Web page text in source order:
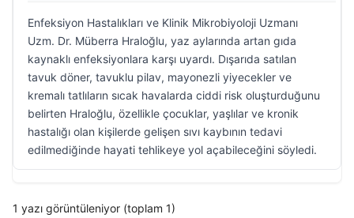
Enfeksiyon Hastalıkları ve Klinik Mikrobiyoloji Uzmanı
Uzm. Dr. Müberra Hraloğlu, yaz aylarında artan gıda
kaynaklı enfeksiyonlara karşı uyardı. Dışarıda satılan
tavuk döner, tavuklu pilav, mayonezli yiyecekler ve
kremalı tatlıların sıcak havalarda ciddi risk oluşturduğunu
belirten Hraloğlu, özellikle çocuklar, yaşlılar ve kronik
hastalığı olan kişilerde gelişen sıvı kaybının tedavi
edilmediğinde hayati tehlikeye yol açabileceğini söyledi.
1 yazı görüntüleniyor (toplam 1)